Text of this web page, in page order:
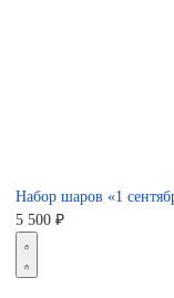
Набор шаров «1
5 500 ₽